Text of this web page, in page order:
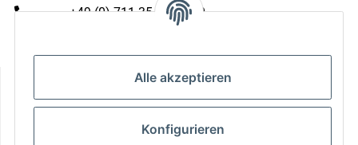
Alle akzeptieren
Konfigurieren
+49 (0) 711 35 13 16 00
Gesetzliche Informationen